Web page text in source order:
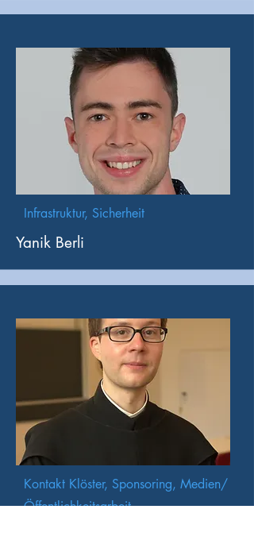
Infrastruktur, Sicherheit
Yanik Berli
Kontakt Klöster, Sponsoring, Medien/
Öffentlichkeitsarbeit